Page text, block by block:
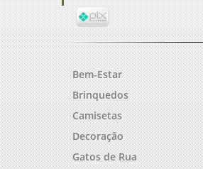
Bem-Estar
Brinquedos
Camisetas
Decoração
Gatos de Rua